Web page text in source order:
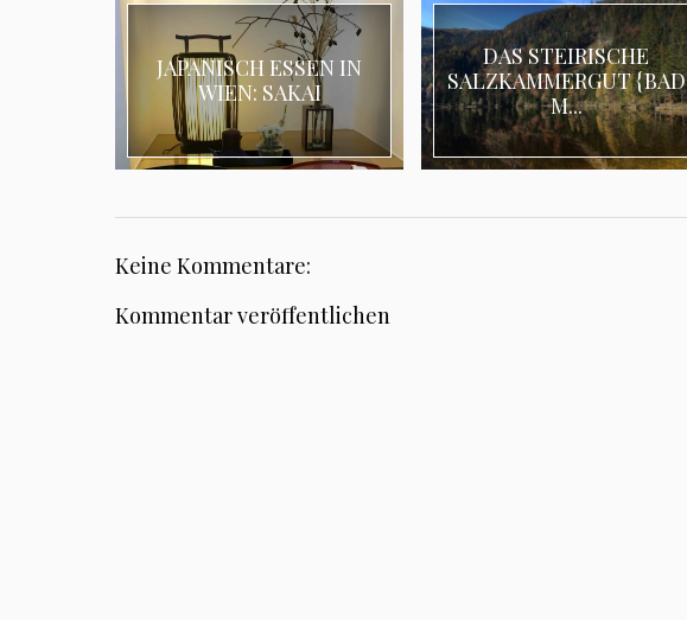
JAPANISCH ESSEN IN
WIEN: SAKAI
DAS STEIRISCHE
SALZKAMMERGUT {BAD
M...
Keine Kommentare:
Kommentar veröffentlichen